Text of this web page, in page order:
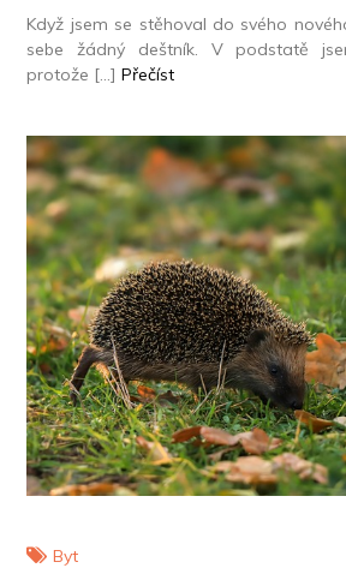
Když jsem se stěhoval do svého
sebe žádný deštník. V podstatě
protože […] Přečíst
Byt